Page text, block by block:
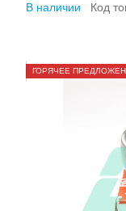
В наличии Код
ГОРЯЧЕЕ